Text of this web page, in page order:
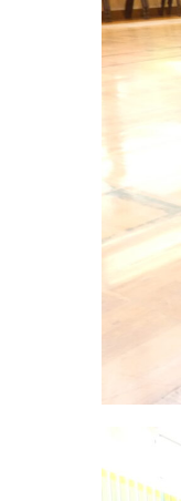
お知らせ
園のこと